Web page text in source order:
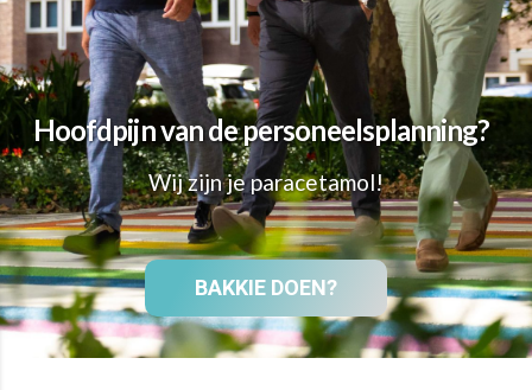
Wij zijn je paracetamol!
BAKKIE DOEN?
Hoofdpijn van de personeelsplanning?